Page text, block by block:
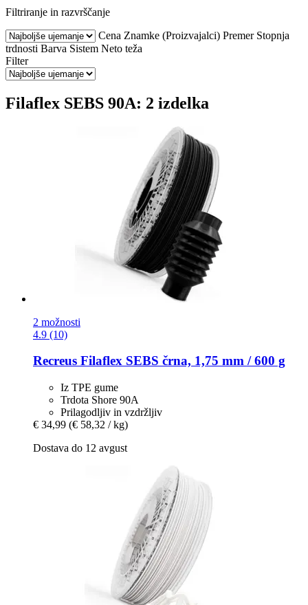
Filtriranje in razvrščanje
Cena Znamke (Proizvajalci) Premer Stopnja
trdnosti Barva Sistem Neto teža
Filter
Filaflex SEBS 90A: 2 izdelka
2 možnosti
4.9 (10)
Recreus Filaflex SEBS črna, 1,75 mm / 600 g
Iz TPE gume
Trdota Shore 90A
Prilagodljiv in vzdržljiv
€ 34,99 (€ 58,32 / kg)
Dostava do 12 avgust